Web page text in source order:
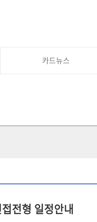
카드뉴스
전형 일정안내